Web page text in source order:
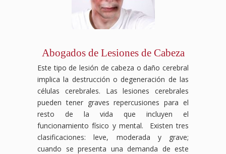
Abogados de Lesiones de Cabeza
Este tipo de lesión de cabeza o daño cerebral
implica la destrucción o degeneración de las
células cerebrales. Las lesiones cerebrales
pueden tener graves repercusiones para el
resto de la vida que incluyen el
funcionamiento físico y mental. Existen tres
clasificaciones: leve, moderada y grave;
cuando se presenta una demanda de este